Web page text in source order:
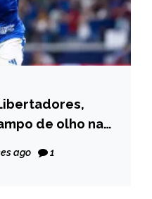
de olho na
ago 1